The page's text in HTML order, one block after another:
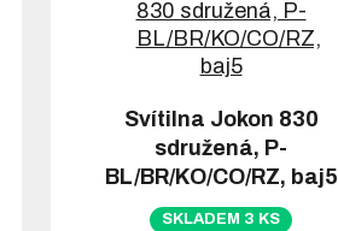
Svítilna Jokon 830
sdružená, P-
BL/BR/KO/CO/RZ, baj5
SKLADEM 3 KS